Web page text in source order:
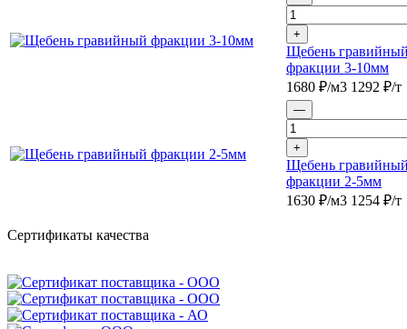
+
Щебень
фракции 3-10мм
1680 ₽/м3 1292 ₽/т
—
+
Щебень
фракции 2-5мм
1630 ₽/м3 1254 ₽/т
Сертификаты качества